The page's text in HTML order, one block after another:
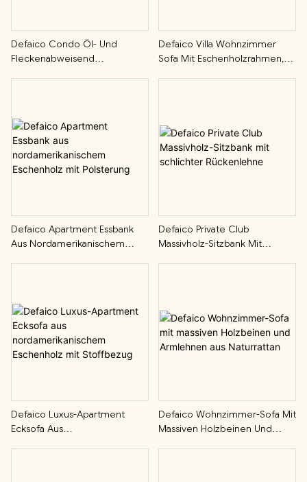
Defaico Condo Öl- Und
Fleckenabweisend
Defaico Villa Wohnzimmer
Sofa Mit Eschenholzrahmen,
Defaico Apartment Essbank
Aus Nordamerikanischem
Defaico Private Club
Massivholz-Sitzbank Mit
Defaico Luxus-Apartment
Ecksofa Aus
Defaico Wohnzimmer-Sofa Mit
Massiven Holzbeinen Und